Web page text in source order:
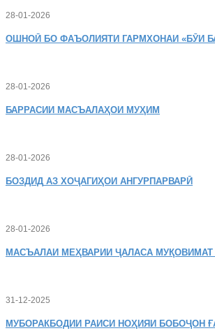
28-01-2026
ОШНОӢ БО ФАЪОЛИЯТИ ГАРМХОНАИ «БӮИ
28-01-2026
БАРРАСИИ МАСЪАЛАҲОИ МУҲИМ
28-01-2026
БОЗДИД АЗ ХОҶАГИҲОИ АНГУРПАРВАРӢ
28-01-2026
МАСЪАЛАИ МЕҲВАРИИ ҶАЛАСА
31-12-2025
МУБОРАКБОДИИ РАИСИ НОҲИЯИ БОБОҶОН